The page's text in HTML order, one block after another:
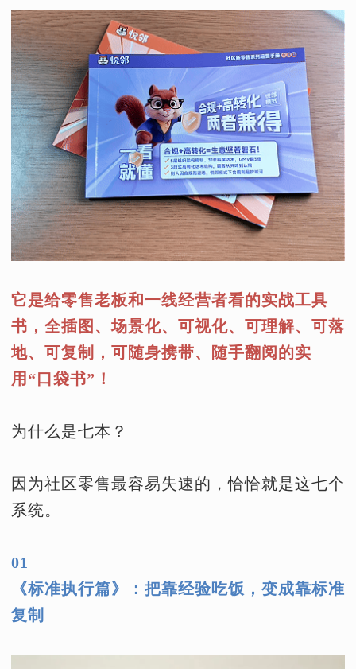
它是给零售老板和一线经营者看的实战工具
书，全插图、场景化、可视化、可理解、可落
地、可复制，可随身携带、随手翻阅的实
用“口袋书”！
为什么是七本？
因为社区零售最容易失速的，恰恰就是这七个
系统。
01
《标准执行篇》：把靠经验吃饭，变成靠标准
复制